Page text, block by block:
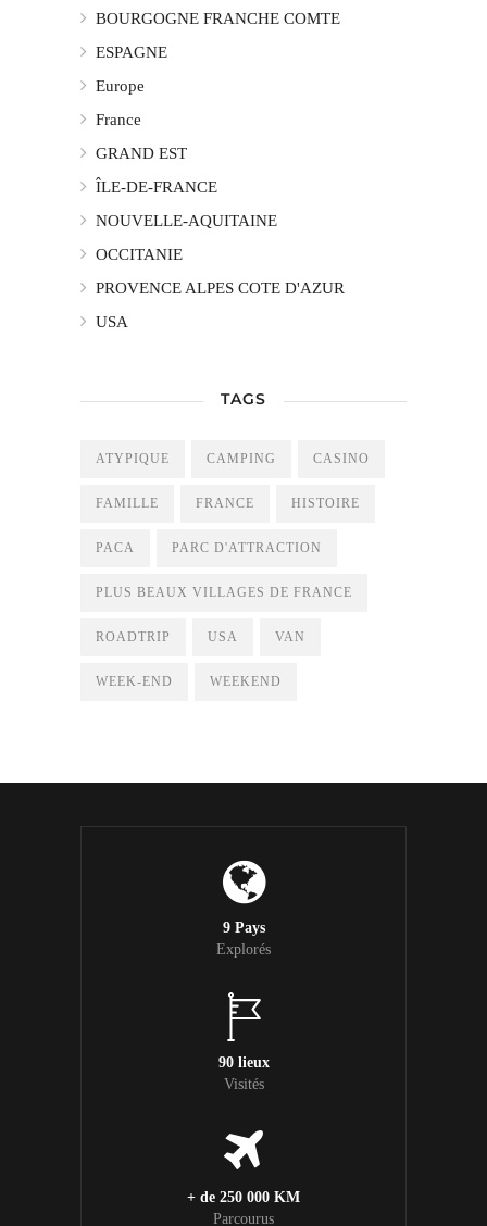
BOURGOGNE FRANCHE COMTE
ESPAGNE
Europe
France
GRAND EST
ÎLE-DE-FRANCE
NOUVELLE-AQUITAINE
OCCITANIE
PROVENCE ALPES COTE D'AZUR
USA
TAGS
ATYPIQUE CAMPING CASINO
FAMILLE FRANCE HISTOIRE
PACA PARC D'ATTRACTION
PLUS BEAUX VILLAGES DE FRANCE
ROADTRIP USA VAN
WEEK-END WEEKEND
9 Pays
Explorés
90 lieux
Visités
+ de 250 000 KM
Parcourus